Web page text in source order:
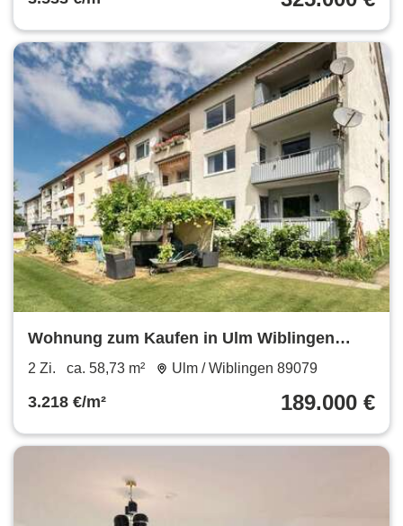
Wohnung zum Kaufen in Ulm Wiblingen
189.000 € 58.73 m²
2 Zi. ca. 58,73 m² Ulm / Wiblingen 89079
3.218 €/m² 189.000 €